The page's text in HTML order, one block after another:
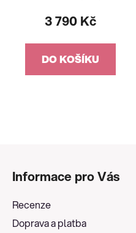
3 790 Kč
DO KOŠÍKU
Informace pro Vás
Recenze
Doprava a platba